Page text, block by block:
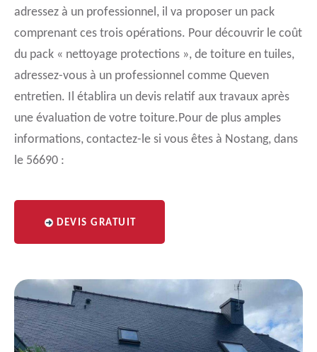
adressez à un professionnel, il va proposer un pack
comprenant ces trois opérations. Pour découvrir le coût
du pack « nettoyage protections », de toiture en tuiles,
adressez-vous à un professionnel comme Queven
entretien. Il établira un devis relatif aux travaux après
une évaluation de votre toiture.Pour de plus amples
informations, contactez-le si vous êtes à Nostang, dans
le 56690 :
DEVIS GRATUIT